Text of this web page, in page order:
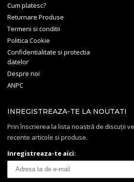
Cum platesc?
Returnare Produse
Termeni si conditii
Politica Cookie
Confidentialitate si protectia
datelor
Despre noi
ANPC
INREGISTREAZA-TE LA NOUTATI
Prin înscrierea la lista noastră de discuții
recente articole si produse.
Inregistreaza-te aici: